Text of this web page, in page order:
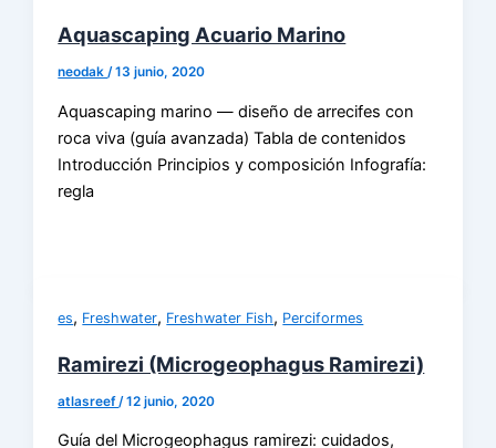
Aquascaping Acuario Marino
neodak/13 junio, 2020
Aquascaping marino — diseño de arrecifes con
roca viva (guía avanzada) Tabla de contenidos
Introducción Principios y composición Infografía:
regla
es, Freshwater, Freshwater Fish, Perciformes
Ramirezi (Microgeophagus Ramirezi)
atlasreef /12 junio, 2020
Guía del Microgeophagus ramirezi: cuidados,